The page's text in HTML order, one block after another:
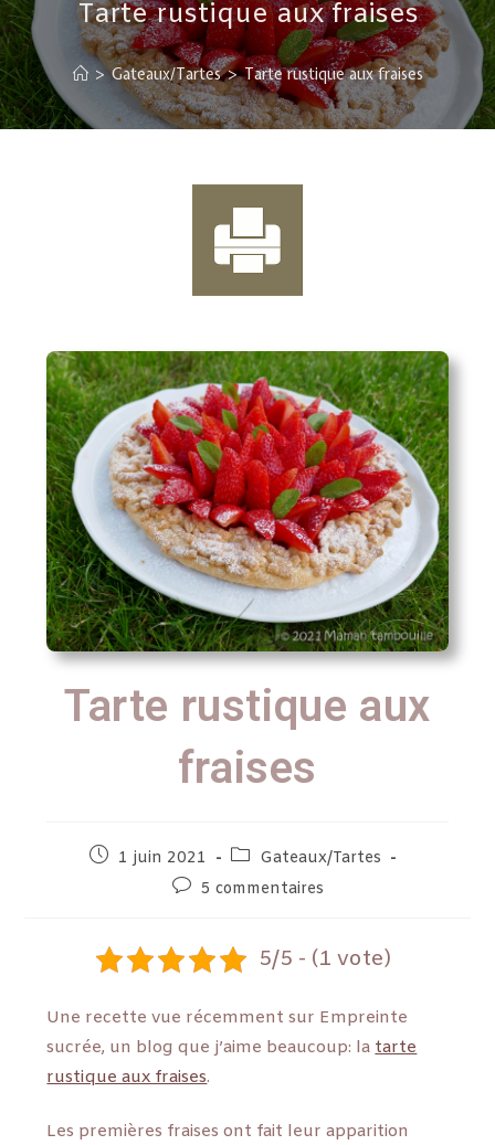
Tarte rustique aux fraises
> Gateaux/Tartes > Tarte rustique aux fraises
Tarte rustique aux
fraises
1 juin 2021
Gateaux/Tartes
5 commentaires
5/5 - (1 vote)
Une recette vue récemment sur Empreinte
sucrée, un blog que j’aime beaucoup: la tarte
rustique aux fraises.
Les premières fraises ont fait leur apparition